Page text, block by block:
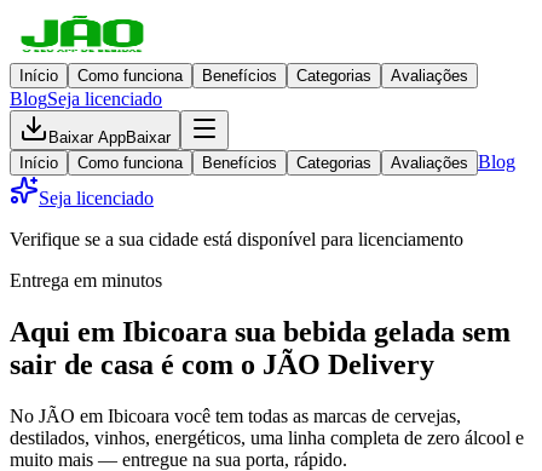
Início Como funciona Benefícios Categorias Avaliações
BlogSeja licenciado
Baixar AppBaixar
Início
Como funciona Benefícios Categorias Avaliações Blog
Seja licenciado
Verifique se a sua cidade está disponível para licenciamento
Entrega em minutos
Aqui em Ibicoara sua bebida gelada sem
sair de casa é com o JÃO Delivery
No JÃO em Ibicoara você tem todas as marcas de cervejas,
destilados, vinhos, energéticos, uma linha completa de zero álcool e
muito mais — entregue na sua porta, rápido.